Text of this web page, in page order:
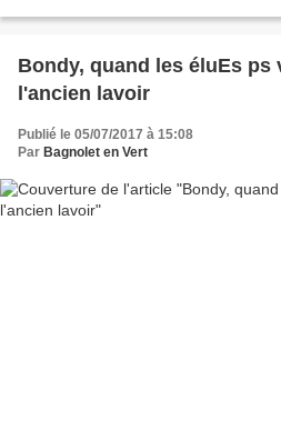
Bondy, quand les éluEs ps
l'ancien lavoir
Publié le 05/07/2017 à 15:08
Par Bagnolet en Vert